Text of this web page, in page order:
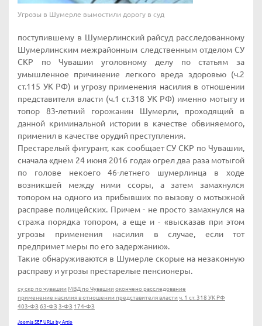
Угрозы в Шумерле вымостили дорогу в суд
поступившему в Шумерлинский райсуд расследованному
Шумерлинским межрайонным следственным отделом СУ
СКР по Чувашии уголовному делу по статьям за
умышленное причинение легкого вреда здоровью (ч.2
ст.115 УК РФ) и угрозу применения насилия в отношении
представителя власти (ч.1 ст.318 УК РФ) именно мотыгу и
топор 83-летний горожанин Шумерли, проходящий в
данной криминальной истории в качестве обвиняемого,
применил в качестве орудий преступления.
Престарелый фигурант, как сообщает СУ СКР по Чувашии,
сначала «днем 24 июня 2016 года» огрел два раза мотыгой
по голове некоего 46-летнего шумерлинца в ходе
возникшей между ними ссоры, а затем замахнулся
топором на одного из прибывших по вызову о мотыжной
расправе полицейских. Причем - не просто замахнулся на
стража порядка топором, а еще и - «высказав при этом
угрозы применения насилия в случае, если тот
предпримет меры по его задержанию».
Такие обнаруживаются в Шумерле скорые на незаконную
расправу и угрозы престарелые пенсионеры.
су скр по чувашии МВД по Чувашии окончено расследование
применение насилия в отношении представителя власти ч. 1 ст. 318 УК РФ
403-ФЗ 63-ФЗ 3-ФЗ 174-ФЗ
Joomla SEF URLs by Artio